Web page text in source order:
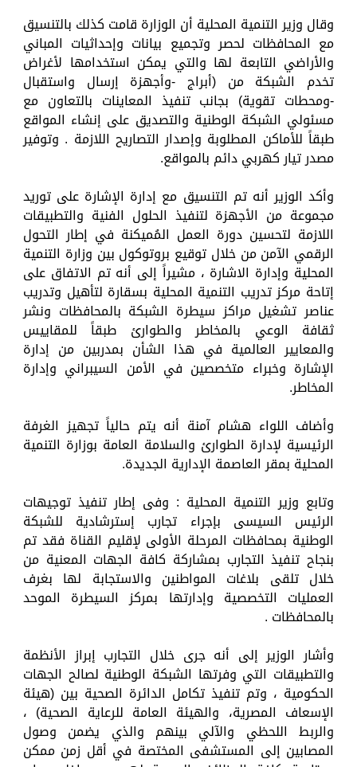
وقال وزير التنمية المحلية أن الوزارة قامت كذلك بالتنسيق
مع المحافظات لحصر وتجميع بيانات وإحداثيات المباني
والأراضي التابعة لها والتي يمكن استخدامها لأغراض
تخدم الشبكة من (أبراج -وأجهزة إرسال واستقبال
-ومحطات تقوية) بجانب تنفيذ المعاينات بالتعاون مع
مسئولي الشبكة الوطنية والتصديق على إنشاء المواقع
طبقاً للأماكن المطلوبة وإصدار التصاريح اللازمة . وتوفير
مصدر تيار كهربي دائم بالمواقع.
وأكد الوزير أنه تم التنسيق مع إدارة الإشارة على توريد
مجموعة من الأجهزة لتنفيذ الحلول الفنية والتطبيقات
اللازمة لتحسين دورة العمل المُميكنة في إطار التحول
الرقمي الآمن من خلال توقيع بروتوكول بين وزارة التنمية
المحلية وإدارة الاشارة ، مشيراً إلى أنه تم الاتفاق على
إتاحة مركز تدريب التنمية المحلية بسقارة لتأهيل وتدريب
عناصر تشغيل مراكز سيطرة الشبكة بالمحافظات ونشر
ثقافة الوعي بالمخاطر والطوارئ طبقاً للمقاييس
والمعايير العالمية في هذا الشأن بمدربين من إدارة
الإشارة وخبراء متخصصين في الأمن السيبراني وإدارة
المخاطر.
وأضاف اللواء هشام آمنة أنه يتم حالياً تجهيز الغرفة
الرئيسية لإدارة الطوارئ والسلامة العامة بوزارة التنمية
المحلية بمقر العاصمة الإدارية الجديدة.
وتابع وزير التنمية المحلية : وفى إطار تنفيذ توجيهات
الرئيس السيسى بإجراء تجارب إسترشادية للشبكة
الوطنية بمحافظات المرحلة الأولى لإقليم القناة فقد تم
بنجاح تنفيذ التجارب بمشاركة كافة الجهات المعنية من
خلال تلقى بلاغات المواطنين والاستجابة لها بغرف
العمليات التخصصية وإدارتها بمركز السيطرة الموحد
بالمحافظات .
وأشار الوزير إلى أنه جرى خلال التجارب إبراز الأنظمة
والتطبيقات التي وفرتها الشبكة الوطنية لصالح الجهات
الحكومية ، وتم تنفيذ تكامل الدائرة الصحية بين (هيئة
الإسعاف المصرية، والهيئة العامة للرعاية الصحية) ،
والربط اللحظي والآلي بينهم والذي يضمن وصول
المصابين إلى المستشفى المختصة في أقل زمن ممكن